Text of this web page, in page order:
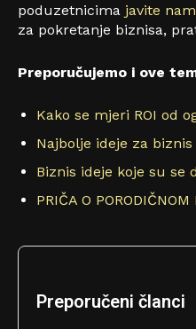
poduzetnicima javite
za pokretanje biznisa,
Preporučujemo i ove
Kako se mjeri ROI od
Najbolje ideje za biznis
Biznis ideje koje su se
PRIČA O PORODIČNOM
Preporučeni članci